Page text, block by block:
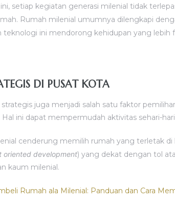
setiap kegiatan generasi milenial tidak
Rumah milenial umumnya dilengkapi
teknologi ini mendorong kehidupan yang lebih
DI PUSAT KOTA
juga menjadi salah satu faktor
ini dapat mempermudah aktivitas sehari-
cenderung memilih rumah yang terletak
oriented development) yang dekat dengan tol
kaum milenial.
Rumah ala Milenial: Panduan dan Cara